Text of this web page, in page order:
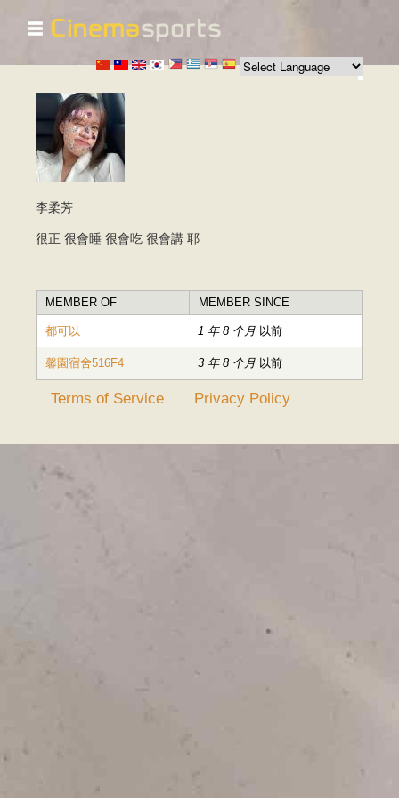
跳
转
到
☰
李柔芳
很正 很會睡 很會吃 很會講 耶
MEMBER OF MEMBER SINCE
都可以 1 年 8 个月 以前
馨園宿舍516F4 3 年 8 个月 以前
Terms of Service Privacy Policy